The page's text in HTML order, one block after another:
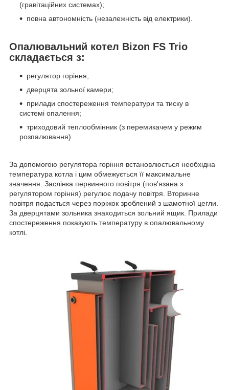
(гравітаційних системах);
повна автономність (незалежність від електрики).
Опалювальний котел Bizon FS Trio
складається з:
регулятор горіння;
дверцята зольної камери;
прилади спостереження температури та тиску в
системі опалення;
триходовий теплообмінник (з перемикачем у режим
розпалювання).
За допомогою регулятора горіння встановлюється необхідна
температура котла і цим обмежується її максимальне
значення. Заслінка первинного повітря (пов'язана з
регулятором горіння) регулює подачу повітря. Вторинне
повітря подається через поріжок зроблений з шамотної цегли.
За дверцятами зольника знаходиться зольний ящик. Прилади
спостереження показують температуру в опалювальному
котлі.